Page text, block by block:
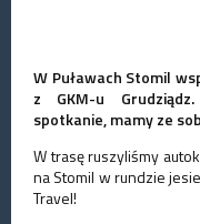
W Puławach Stomil
z GKM-u
spotkanie, mamy ze
W trasę ruszyliśmy
na Stomil w rundzie
Travel!